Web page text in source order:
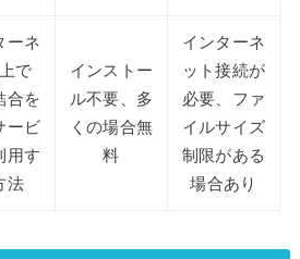
ーネ
で
合を
ービ
用す
法
インストー
ル不要、多
くの場合無
料
インターネ
ット接続が
必要、ファ
イルサイズ
制限がある
場合あり